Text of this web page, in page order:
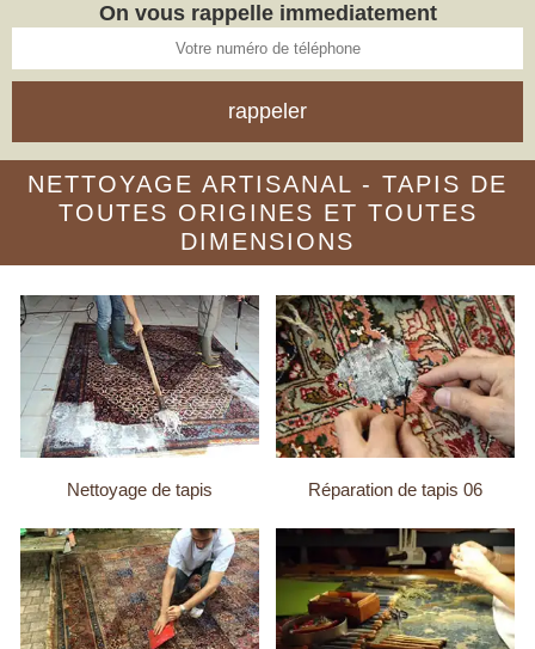
On vous rappelle immediatement
NETTOYAGE ARTISANAL - TAPIS DE
TOUTES ORIGINES ET TOUTES
DIMENSIONS
Nettoyage de tapis Réparation de tapis 06